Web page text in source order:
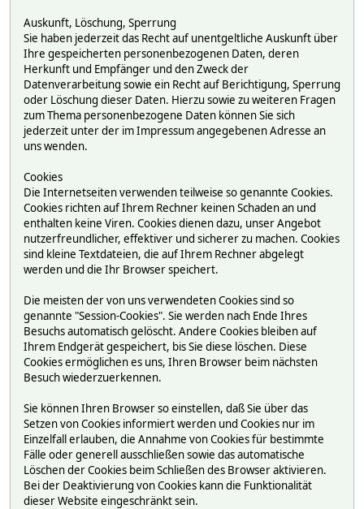
Auskunft, Löschung, Sperrung
Sie haben jederzeit das Recht auf unentgeltliche Auskunft über
Ihre gespeicherten personenbezogenen Daten, deren
Herkunft und Empfänger und den Zweck der
Datenverarbeitung sowie ein Recht auf Berichtigung, Sperrung
oder Löschung dieser Daten. Hierzu sowie zu weiteren Fragen
zum Thema personenbezogene Daten können Sie sich
jederzeit unter der im Impressum angegebenen Adresse an
uns wenden.
Cookies
Die Internetseiten verwenden teilweise so genannte Cookies.
Cookies richten auf Ihrem Rechner keinen Schaden an und
enthalten keine Viren. Cookies dienen dazu, unser Angebot
nutzerfreundlicher, effektiver und sicherer zu machen. Cookies
sind kleine Textdateien, die auf Ihrem Rechner abgelegt
werden und die Ihr Browser speichert.
Die meisten der von uns verwendeten Cookies sind so
genannte "Session-Cookies". Sie werden nach Ende Ihres
Besuchs automatisch gelöscht. Andere Cookies bleiben auf
Ihrem Endgerät gespeichert, bis Sie diese löschen. Diese
Cookies ermöglichen es uns, Ihren Browser beim nächsten
Besuch wiederzuerkennen.
Sie können Ihren Browser so einstellen, daß Sie über das
Setzen von Cookies informiert werden und Cookies nur im
Einzelfall erlauben, die Annahme von Cookies für bestimmte
Fälle oder generell ausschließen sowie das automatische
Löschen der Cookies beim Schließen des Browser aktivieren.
Bei der Deaktivierung von Cookies kann die Funktionalität
dieser Website eingeschränkt sein.